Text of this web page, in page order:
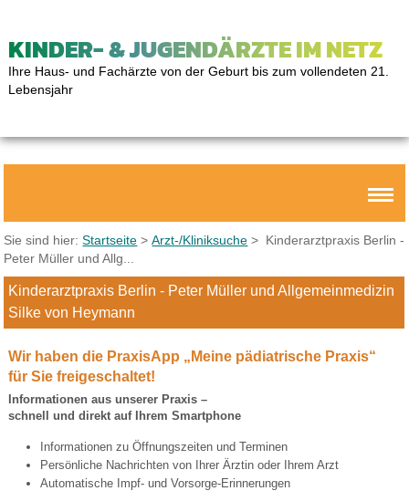
KINDER- & JUGENDÄRZTE IM NETZ
Ihre Haus- und Fachärzte von der Geburt bis zum vollendeten 21.
Lebensjahr
Sie sind hier:Startseite >Arzt-/Kliniksuche > Kinderarztpraxis Berlin -
Peter Müller und Allg...
Kinderarztpraxis Berlin - Peter Müller und Allgemeinmedizin
Silke von Heymann
Wir haben die PraxisApp „Meine pädiatrische Praxis“
für Sie freigeschaltet!
Informationen aus unserer Praxis –
schnell und direkt auf Ihrem Smartphone
Informationen zu Öffnungszeiten und Terminen
Persönliche Nachrichten von Ihrer Ärztin oder Ihrem Arzt
Automatische Impf- und Vorsorge-Erinnerungen